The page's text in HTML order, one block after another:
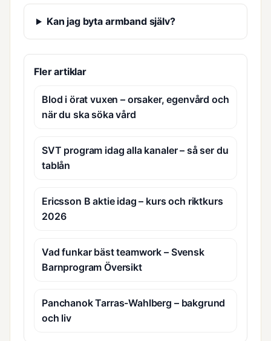
Kan jag byta armband själv?
Fler artiklar
Blod i örat vuxen – orsaker, egenvård och
när du ska söka vård
SVT program idag alla kanaler – så ser du
tablån
Ericsson B aktie idag – kurs och riktkurs
2026
Vad funkar bäst teamwork – Svensk
Barnprogram Översikt
Panchanok Tarras-Wahlberg – bakgrund
och liv